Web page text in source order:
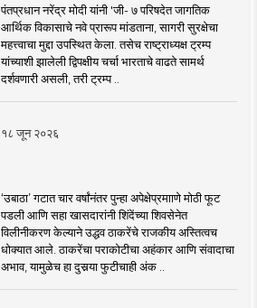
पंतप्रधान नरेंद्र मोदी यांनी 'जी- ७ परिषदेत जागतिक
आर्थिक विकासाचे नवे प्रारूप मांडताना, सागरी सुरक्षेचा
महत्त्वाचा मुद्दा उपस्थित केला. तसेच राष्ट्राध्यक्ष ट्रम्प
यांच्याशी झालेली द्विपक्षीय चर्चा भारताचे वाढते सामर्थ
दर्शवणारी असली, तरी ट्रम्प ..
१८ जून २०२६
‘उबाठा’ गटात चार वर्षांनंतर पुन्हा अपेक्षेप्रमााणे मोठी फूट
पडली आणि सहा खासदारांनी शिंदेंच्या शिवसेनेत
विलीनीकरण केल्याने उद्धव ठाकरेंचे राजकीय अस्तित्वच
धोक्यात आले. ठाकरेंचा पराकोटीचा अहंकार आणि संवादाचा
अभाव, यामुळेच हा दुसर्‍या फुटीचाही अंक ..